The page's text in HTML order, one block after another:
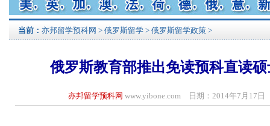
当前： 亦邦留学预科网 > 俄罗斯留学 > 俄罗斯留学政策 >
俄罗斯教育部推出免读预科直读
亦邦留学预科网 www.yibone.com 日期：2014年7月17